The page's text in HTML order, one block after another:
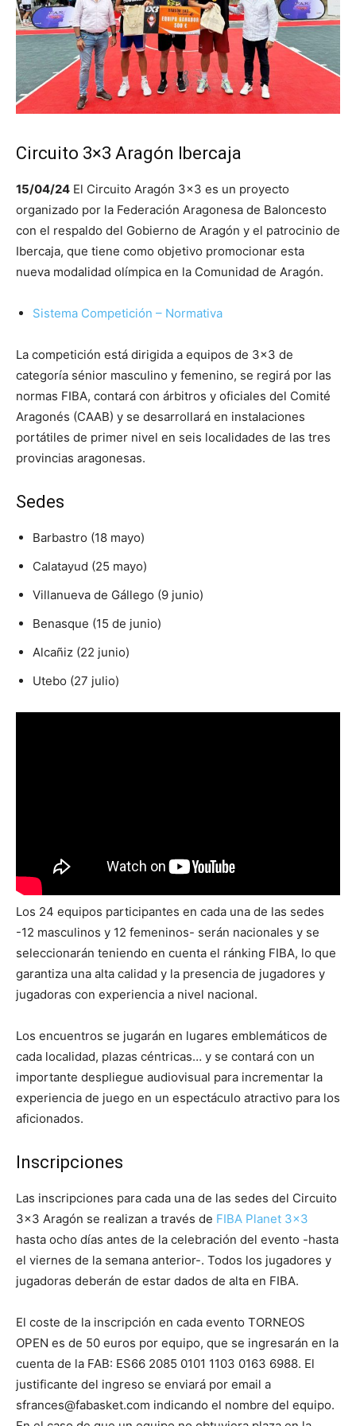
Circuito 3×3 Aragón Ibercaja
15/04/24 El Circuito Aragón 3×3 es un proyecto
organizado por la Federación Aragonesa de Baloncesto
con el respaldo del Gobierno de Aragón y el patrocinio de
Ibercaja, que tiene como objetivo promocionar esta
nueva modalidad olímpica en la Comunidad de Aragón.
Sistema Competición – Normativa
La competición está dirigida a equipos de 3×3 de
categoría sénior masculino y femenino, se regirá por las
normas FIBA, contará con árbitros y oficiales del Comité
Aragonés (CAAB) y se desarrollará en instalaciones
portátiles de primer nivel en seis localidades de las tres
provincias aragonesas.
Sedes
Barbastro (18 mayo)
Calatayud (25 mayo)
Villanueva de Gállego (9 junio)
Benasque (15 de junio)
Alcañiz (22 junio)
Utebo (27 julio)
Los 24 equipos participantes en cada una de las sedes
-12 masculinos y 12 femeninos- serán nacionales y se
seleccionarán teniendo en cuenta el ránking FIBA, lo que
garantiza una alta calidad y la presencia de jugadores y
jugadoras con experiencia a nivel nacional.
Los encuentros se jugarán en lugares emblemáticos de
cada localidad, plazas céntricas… y se contará con un
importante despliegue audiovisual para incrementar la
experiencia de juego en un espectáculo atractivo para los
aficionados.
Inscripciones
Las inscripciones para cada una de las sedes del Circuito
3×3 Aragón se realizan a través de FIBA Planet 3×3
hasta ocho días antes de la celebración del evento -hasta
el viernes de la semana anterior-. Todos los jugadores y
jugadoras deberán de estar dados de alta en FIBA.
El coste de la inscripción en cada evento TORNEOS
OPEN es de 50 euros por equipo, que se ingresarán en la
cuenta de la FAB: ES66 2085 0101 1103 0163 6988. El
justificante del ingreso se enviará por email a
sfrances@fabasket.com indicando el nombre del equipo.